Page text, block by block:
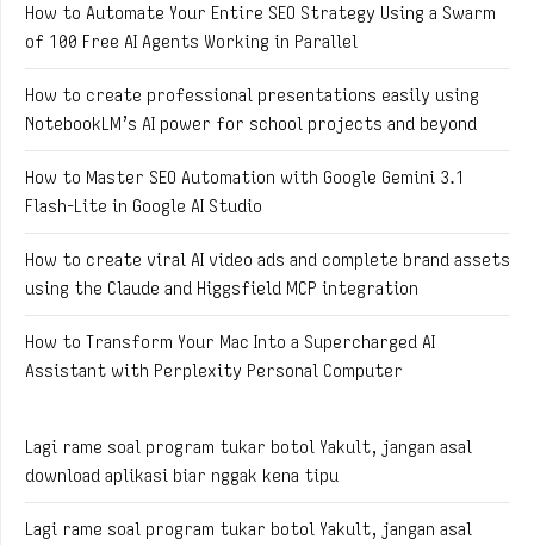
How to Automate Your Entire SEO Strategy Using a Swarm
of 100 Free AI Agents Working in Parallel
How to create professional presentations easily using
NotebookLM’s AI power for school projects and beyond
How to Master SEO Automation with Google Gemini 3.1
Flash-Lite in Google AI Studio
How to create viral AI video ads and complete brand assets
using the Claude and Higgsfield MCP integration
How to Transform Your Mac Into a Supercharged AI
Assistant with Perplexity Personal Computer
Lagi rame soal program tukar botol Yakult, jangan asal
download aplikasi biar nggak kena tipu
Lagi rame soal program tukar botol Yakult, jangan asal